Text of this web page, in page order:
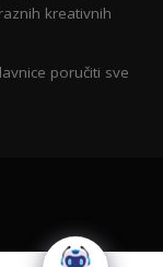
kreativnih
poručiti sve